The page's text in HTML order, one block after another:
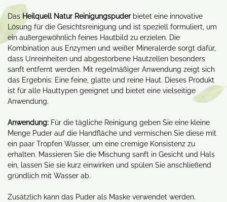
Das Heilquell Natur Reinigungspuderbietet eine innovative
Lösung für die Gesichtsreinigung und ist speziell formuliert, um
ein außergewöhnlich feines Hautbild zu erzielen. Die
Kombination aus Enzymen und weißer Mineralerde sorgt dafür,
dass Unreinheiten und abgestorbene Hautzellen besonders
sanft entfernt werden. Mit regelmäßiger Anwendung zeigt sich
das Ergebnis: Eine feine, glatte und reine Haut. Dieses Produkt
ist für alle Hauttypen geeignet und bietet eine vielseitige
Anwendung.
Anwendung: Für die tägliche Reinigung geben Sie eine kleine
Menge Puder auf die Handfläche und vermischen Sie diese mit
ein paar Tropfen Wasser, um eine cremige Konsistenz zu
erhalten. Massieren Sie die Mischung sanft in Gesicht und Hals
ein, lassen Sie sie kurz einwirken und spülen Sie anschließend
gründlich mit Wasser ab.
Zusätzlich kann das Puder als Maske verwendet werden.